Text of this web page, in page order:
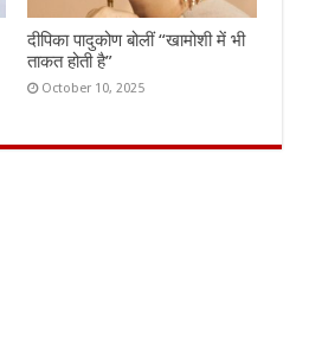
दीपिका पादुकोण बोलीं “खामोशी में भी
ताकत होती है”
October 10, 2025